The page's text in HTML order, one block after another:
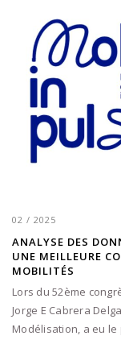
02 / 2025
ANALYSE DES
UNE MEILLEURE
MOBILITÉS
Lors du 52ème
Jorge E Cabrera
Modélisation, a eu